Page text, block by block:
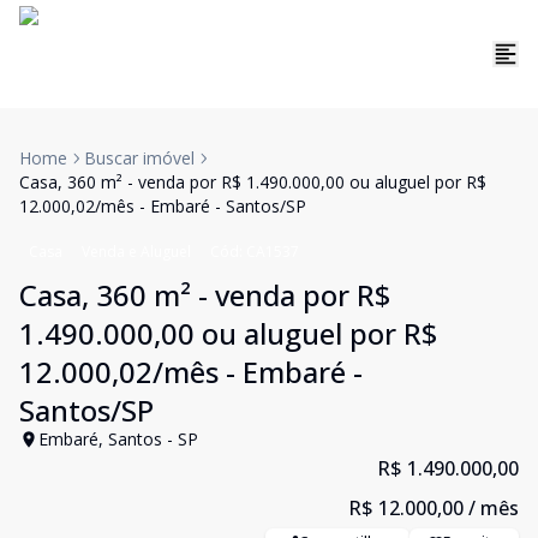
Home
Buscar imóvel
Casa, 360 m² - venda por R$ 1.490.000,00 ou aluguel por R$
12.000,02/mês - Embaré - Santos/SP
Casa, 360 m² - venda por R$
1.490.000,00 ou aluguel por R$
12.000,02/mês - Embaré -
Santos/SP
Embaré, Santos - SP
R$ 1.490.000,00
R$ 12.000,00/ mês